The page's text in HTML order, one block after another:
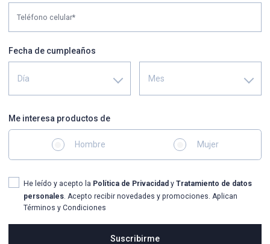
Teléfono celular*
Fecha de cumpleaños
Día Mes
Me interesa productos de
Hombre Mujer
He leído y acepto la Política de Privacidad y Tratamiento de datos
personales. Acepto recibir novedades y promociones. Aplican
Términos y Condiciones
Suscribirme